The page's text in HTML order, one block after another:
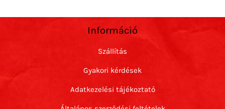
Információ
Szállítás
Gyakori kérdések
Adatkezelési tájékoztató